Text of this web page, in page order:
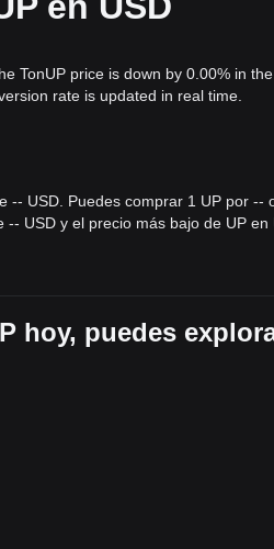
caídas.
de preciolateral y acotada
los inversores esperan una señal
a un objetivo de
volatilidad o consolidación
TonUP price is down by 0.00% in
rate is updated in real time.
-- USD. Puedes comprar 1 UP por --
USD y el precio más bajo de UP en
hoy, puedes